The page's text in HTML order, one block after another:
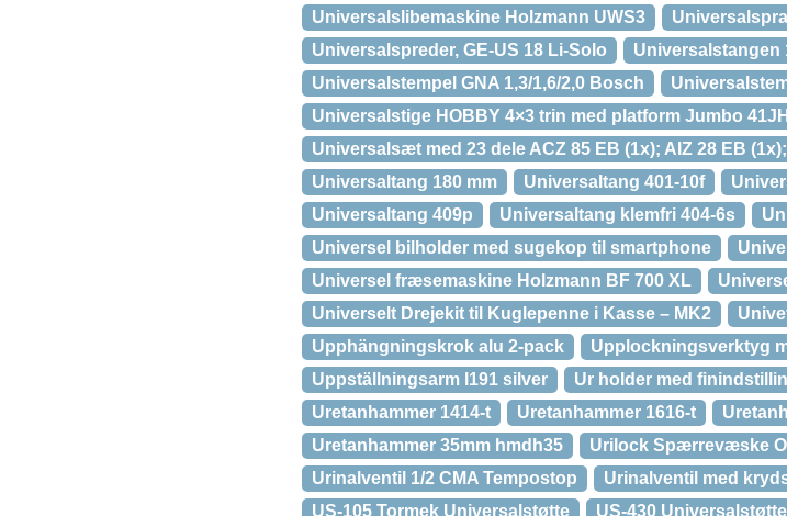
Universalslibemaskine Holzmann UWS3
Universalspreder, GE-US 18 Li-Solo
Universalstangen
Universalstempel GNA 1,3/1,6/2,0 Bosch
Universalstige HOBBY 4×3 trin med platform Jumbo
Universalsæt med 23 dele ACZ 85 EB (1x); AIZ 28 EB
Universaltang 180 mm
Universaltang 401-10f
Universaltang 409p
Universaltang klemfri 404-6s
Universel bilholder med sugekop til smartphone
Universel fræsemaskine Holzmann BF 700 XL
Universelt Drejekit til Kuglepenne i Kasse – MK2
Upphängningskrok alu 2-pack
Upplockningsverktyg
Uppställningsarm l191 silver
Ur holder med
Uretanhammer 1414-t
Uretanhammer 1616-t
Uretanhammer 35mm hmdh35
Urilock Spærrevæske
Urinalventil 1/2 CMA Tempostop
Urinalventil med
US-105 Tormek Universalstøtte
US-430